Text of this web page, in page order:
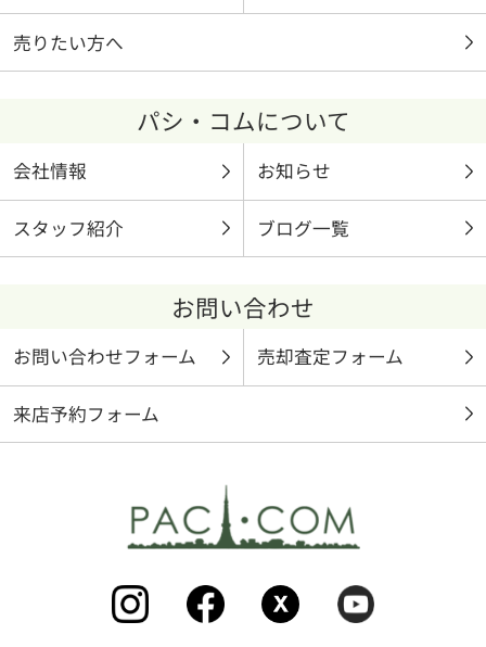
売りたい方へ
パシ・コムについて
会社情報 お知らせ
スタッフ紹介 ブログ一覧
お問い合わせ
お問い合わせフォーム 売却査定フォーム
来店予約フォーム